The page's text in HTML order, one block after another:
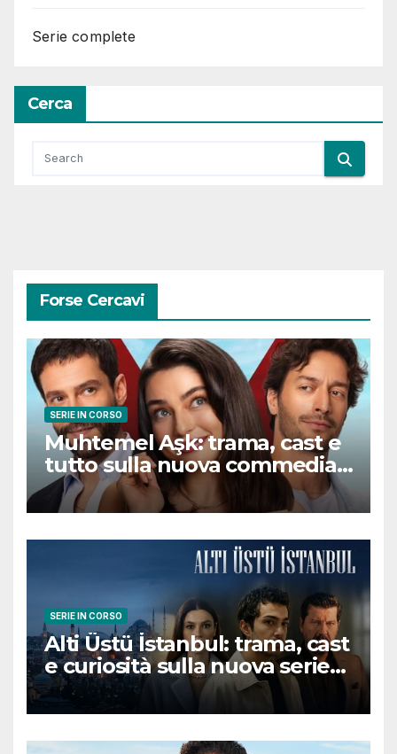
Serie complete
Cerca
Forse Cercavi
SERIE IN CORSO
Muhtemel Aşk: trama, cast e
tutto sulla nuova commedia
romantica turca che
conquisterà il pubblico
SERIE IN CORSO
Alti Üstü İstanbul: trama, cast
e curiosità sulla nuova serie
turca ambientata a Ziyanker